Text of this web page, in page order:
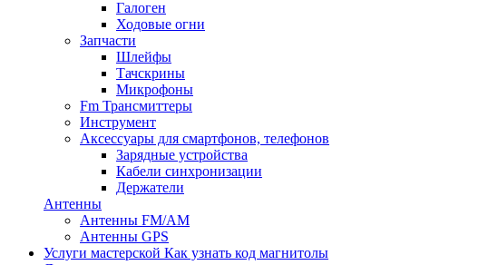
Галоген
Ходовые огни
Запчасти
Шлейфы
Тачскрины
Микрофоны
Fm Трансмиттеры
Инструмент
Аксессуары для смартфонов, телефонов
Зарядные устройства
Кабели синхронизации
Держатели
Антенны
Антенны FM/AM
Антенны GPS
Услуги мастерской Как узнать код магнитолы